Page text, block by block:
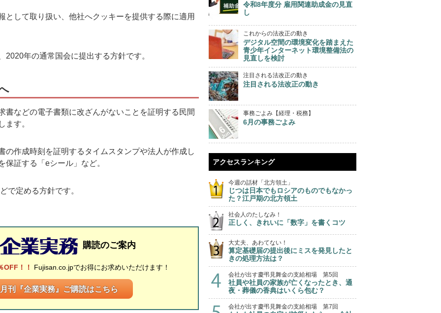
して取り扱い、他社へクッキーを提供する際に適用
年の通常国会に提出する方針です。
などの電子書類に改ざんがないことを証明する民間
ます。
作成時刻を証明するタイムスタンプや法人が作成し
証する「eシール」など。
定める方針です。
購読のご案内
OFF！！ Fujisan.co.jpでお得にお求めいただけます！
月刊『企業実務』ご購読はこちら
令和8年度分 雇用関連助成金の見直
し
これからの法改正の動き
デジタル空間の環境変化を踏まえた
青少年インターネット環境整備法の
見直しを検討
注目される法改正の動き
注目される法改正の動き
事務ごよみ【経理・税務】
6月の事務ごよみ
アクセスランキング
今週の話材「北方領土」
じつは日本でもロシアのものでもなかっ
た？江戸期の北方領土
社会人のたしなみ！
正しく、きれいに「数字」を書くコツ
大丈夫、あわてない！
算定基礎届の提出後にミスを発見したと
きの処理方法は？
会社が出す慶弔見舞金の支給相場 第5回
社員や社員の家族が亡くなったとき、通
夜・葬儀の香典はいくら包む？
会社が出す慶弔見舞金の支給相場 第7回